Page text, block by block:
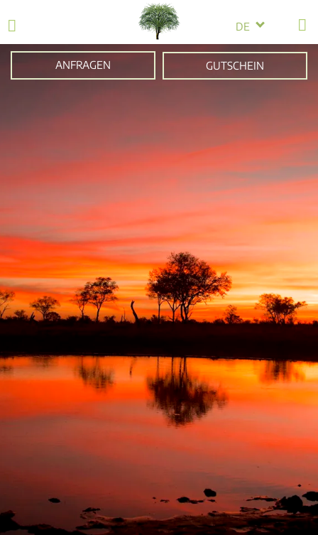
DE
ANFRAGEN GUTSCHEIN